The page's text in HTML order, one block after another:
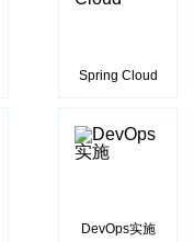
Spring Cloud
DevOps实施